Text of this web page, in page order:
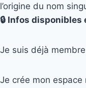
l’origine du nom
🔒 Infos
Je suis déjà
Je crée mon espace